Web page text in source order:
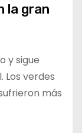
la gran
y sigue
Los verdes
más